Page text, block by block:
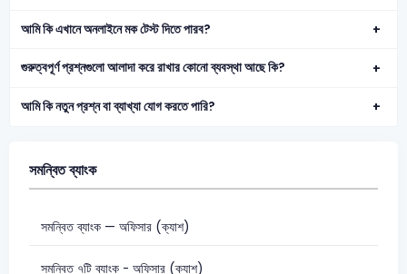
আমি কি এখানে অনলাইনে মক টেস্ট দিতে পারব?
গুরুত্বপূর্ণ প্রশ্নগুলো আলাদা করে রাখার কোনো ব্যবস্থা আছে কি?
আমি কি নতুন প্রশ্ন বা ব্যাখ্যা যোগ করতে পারি?
সমন্বিত ব্যাংক
সমন্বিত ব্যাংক — অফিসার (ক্যাশ)
সমন্বিত ৭টি ব্যাংক - অফিসার (ক্যাশ)